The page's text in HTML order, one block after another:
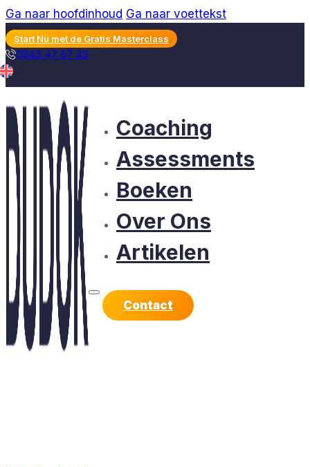
Ga naar hoofdinhoud Ga naar voettekst
Start Nu met de Gratis Masterclass
0343 47 67 43
Coaching
Assessments
Boeken
Over Ons
Artikelen
Contact